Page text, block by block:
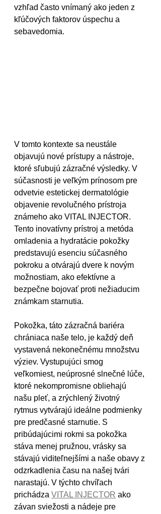
vzhľad často vnímaný ako jeden z
kľúčových faktorov úspechu a
sebavedomia.
V tomto kontexte sa neustále
objavujú nové prístupy a nástroje,
ktoré sľubujú zázračné výsledky. V
súčasnosti je veľkým prínosom pre
odvetvie estetickej dermatológie
objavenie revolučného prístroja
známeho ako VITAL INJECTOR.
Tento inovatívny prístroj a metóda
omladenia a hydratácie pokožky
predstavujú esenciu súčasného
pokroku a otvárajú dvere k novým
možnostiam, ako efektívne a
bezpečne bojovať proti nežiaducim
známkam starnutia.
Pokožka, táto zázračná bariéra
chrániaca naše telo, je každý deň
vystavená nekonečnému množstvu
výziev. Vystupujúci smog
veľkomiest, neúprosné slnečné lúče,
ktoré nekompromisne obliehajú
našu pleť, a zrýchlený životný
rytmus vytvárajú ideálne podmienky
pre predčasné starnutie. S
pribúdajúcimi rokmi sa pokožka
stáva menej pružnou, vrásky sa
stávajú viditeľnejšími a naše obavy z
odzrkadlenia času na našej tvári
narastajú. V týchto chvíľach
prichádza VITAL INJECTOR ako
závan sviežosti a nádeje pre